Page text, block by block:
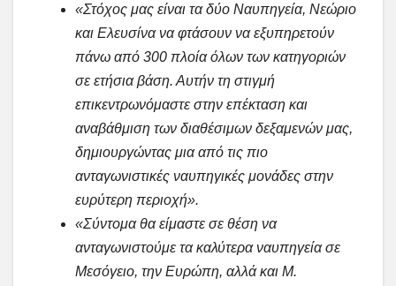
«Στόχος μας είναι τα δύο Ναυπηγεία, Νεώριο
και Ελευσίνα να φτάσουν να εξυπηρετούν
πάνω από 300 πλοία όλων των κατηγοριών
σε ετήσια βάση. Αυτήν τη στιγμή
επικεντρωνόμαστε στην επέκταση και
αναβάθμιση των διαθέσιμων δεξαμενών μας,
δημιουργώντας μια από τις πιο
ανταγωνιστικές ναυπηγικές μονάδες στην
ευρύτερη περιοχή».
«Σύντομα θα είμαστε σε θέση να
ανταγωνιστούμε τα καλύτερα ναυπηγεία σε
Μεσόγειο, την Ευρώπη, αλλά και Μ.